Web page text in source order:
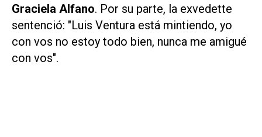
Graciela Alfano. Por su parte, la exvedette
sentenció: "Luis Ventura está mintiendo, yo
con vos no estoy todo bien, nunca me amigué
con vos".